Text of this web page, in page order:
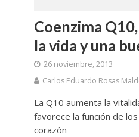
Coenzima
la vida y una
26 noviembre, 2013
Carlos Eduardo Rosas
La Q10 aumenta la
favorece la función de
corazón